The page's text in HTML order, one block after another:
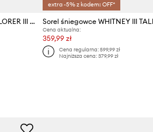
Sorel śniegowce SOREL EXPLORER III SLIP-ON COZY WP
extra -5% z kodem: OFF*
Sorel śniegowce WHITNEY III
Cena aktualna:
359,99 zł
Cena regularna: 599,99 zł
Najniższa cena: 379,99 zł